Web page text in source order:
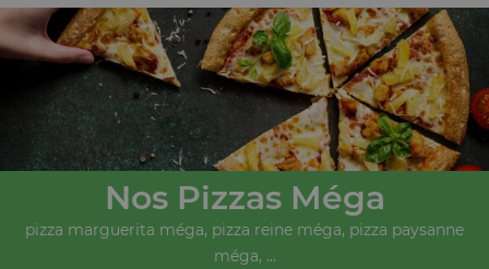
Nos Pizzas Méga
pizza marguerita méga, pizza reine méga, pizza paysanne
méga, ...